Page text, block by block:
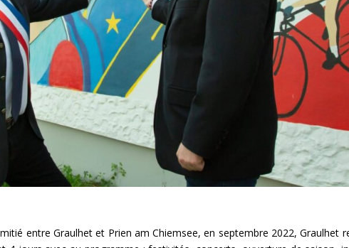
entre Graulhet et Prien am Chiemsee, en septembre 2022, Graulhet